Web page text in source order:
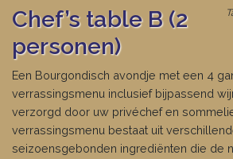
Chef’s table B (2
personen)
Een Bourgondisch avondje met een 4
verrassingsmenu inclusief bijpassend
verzorgd door uw privéchef en
verrassingsmenu bestaat uit
seizoensgebonden ingrediënten die de